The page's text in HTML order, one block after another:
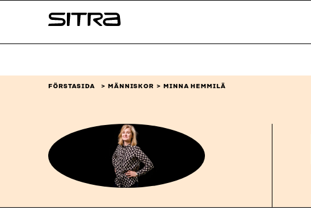
↓
Sitra
FÖRSTASIDA MÄNNISKOR MINNA HEMMILÄ